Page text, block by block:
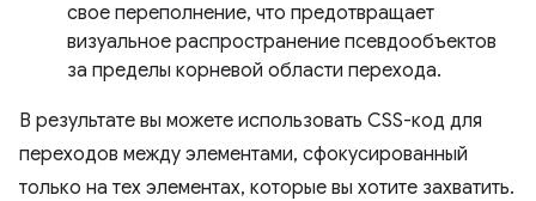
свое переполнение, что предотвращает
визуальное распространение псевдообъектов
за пределы корневой области перехода.
В результате вы можете использовать CSS-код для
переходов между элементами, сфокусированный
только на тех элементах, которые вы хотите захватить.